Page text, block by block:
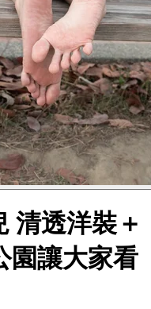
清透洋裝＋
園讓大家看